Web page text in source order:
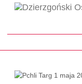
category.php